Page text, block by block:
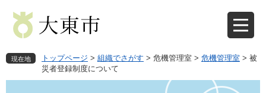
先
で
を
ば
現在地 トップページ > 組織でさがす > 危機管理室 > 危機管理室 > 被
災者登録制度について